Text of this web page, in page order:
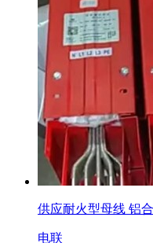
供应耐火型母线 铝
电联